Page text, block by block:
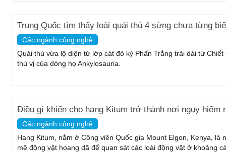
Trung Quốc tìm thấy loài quái thú 4 sừng chưa từng
Các ngành công nghệ
Quái thú vừa lộ diện từ lớp cát đỏ kỷ Phấn Trắng trải dài từ
thú vị của dòng họ Ankylosauria.
Điều gì khiến cho hang Kitum trở thành nơi nguy hiểm
Các ngành công nghệ
Hang Kitum, nằm ở Công viên Quốc gia Mount Elgon, Kenya,
mê động vật hoang dã để quan sát các loài động vật ở khoảng